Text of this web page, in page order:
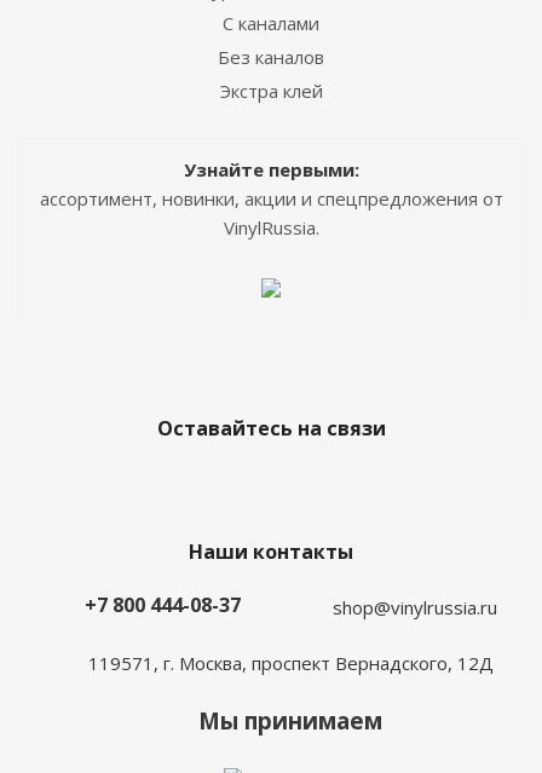
С каналами
Без каналов
Экстра клей
Узнайте первыми:
ассортимент, новинки, акции и спецпредложения от
VinylRussia.
Оставайтесь на связи
Наши контакты
+7 800 444-08-37
shop@vinylrussia.ru
119571, г. Москва, проспект Вернадского, 12Д
Мы принимаем